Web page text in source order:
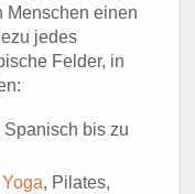
Menschen einen
jedes
Felder, in
Spanisch bis zu
Yoga, Pilates,